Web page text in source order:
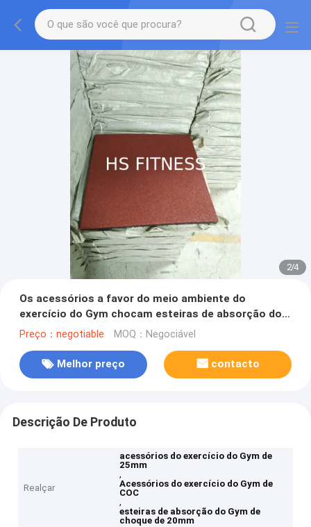
2/4
Os acessórios a favor do meio ambiente do
exercício do Gym chocam esteiras de absorção do
Gym
Preço：negotiable MOQ：Negociável
Melhor preço contacto
Descrição De Produto
Realçar
acessórios do exercício do Gym de
25mm
,
Acessórios do exercício do Gym de
COC
,
esteiras de absorção do Gym de
choque de 20mm